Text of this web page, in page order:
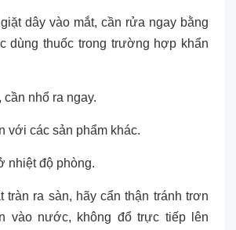
dây vào mắt, cần rửa ngay bằng
dùng thuốc trong trường hợp khẩn
cần nhổ ra ngay.
với các sản phẩm khác.
nhiệt độ phòng.
tràn ra sàn, hãy cẩn thận tránh trơn
vào nước, không đổ trực tiếp lên